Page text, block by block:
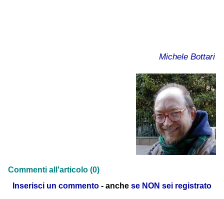
Michele Bottari
Commenti all'articolo (0)
Inserisci un commento - anche se NON sei registrato